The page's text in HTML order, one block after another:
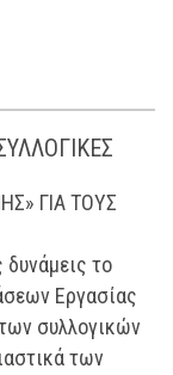
ΓΙΑ ΤΟΥΣ
το
Εργασίας
συλλογικών
των